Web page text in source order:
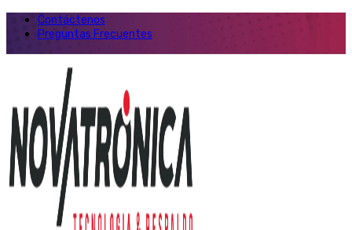
Contáctenos
Preguntas Frecuentes